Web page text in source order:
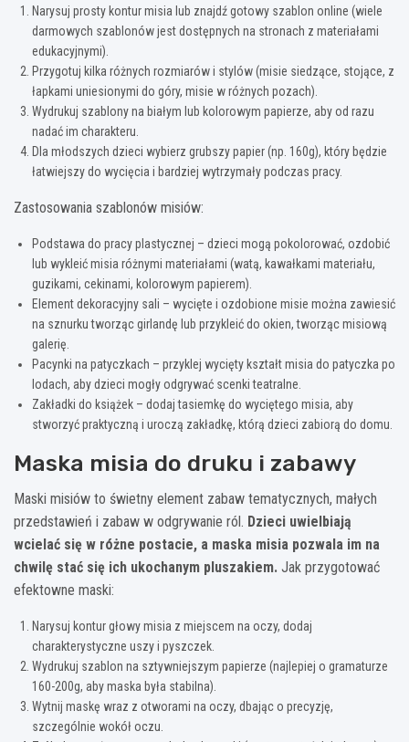
Narysuj prosty kontur misia lub znajdź gotowy szablon online (wiele
darmowych szablonów jest dostępnych na stronach z materiałami
edukacyjnymi).
Przygotuj kilka różnych rozmiarów i stylów (misie siedzące, stojące, z
łapkami uniesionymi do góry, misie w różnych pozach).
Wydrukuj szablony na białym lub kolorowym papierze, aby od razu
nadać im charakteru.
Dla młodszych dzieci wybierz grubszy papier (np. 160g), który będzie
łatwiejszy do wycięcia i bardziej wytrzymały podczas pracy.
Zastosowania szablonów misiów:
Podstawa do pracy plastycznej – dzieci mogą pokolorować, ozdobić
lub wykleić misia różnymi materiałami (watą, kawałkami materiału,
guzikami, cekinami, kolorowym papierem).
Element dekoracyjny sali – wycięte i ozdobione misie można zawiesić
na sznurku tworząc girlandę lub przykleić do okien, tworząc misiową
galerię.
Pacynki na patyczkach – przyklej wycięty kształt misia do patyczka po
lodach, aby dzieci mogły odgrywać scenki teatralne.
Zakładki do książek – dodaj tasiemkę do wyciętego misia, aby
stworzyć praktyczną i uroczą zakładkę, którą dzieci zabiorą do domu.
Maska misia do druku i zabawy
Maski misiów to świetny element zabaw tematycznych, małych
przedstawień i zabaw w odgrywanie ról. Dzieci uwielbiają
wcielać się w różne postacie, a maska misia pozwala im na
chwilę stać się ich ukochanym pluszakiem. Jak przygotować
efektowne maski:
Narysuj kontur głowy misia z miejscem na oczy, dodaj
charakterystyczne uszy i pyszczek.
Wydrukuj szablon na sztywniejszym papierze (najlepiej o gramaturze
160-200g, aby maska była stabilna).
Wytnij maskę wraz z otworami na oczy, dbając o precyzję,
szczególnie wokół oczu.